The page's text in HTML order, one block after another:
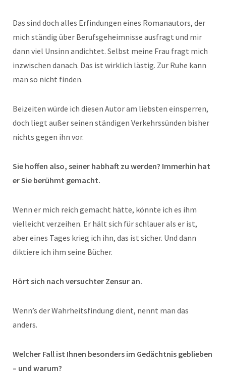
Das sind doch alles Erfindungen eines Romanautors, der
mich ständig über Berufsgeheimnisse ausfragt und mir
dann viel Unsinn andichtet. Selbst meine Frau fragt mich
inzwischen danach. Das ist wirklich lästig. Zur Ruhe kann
man so nicht finden.
Beizeiten würde ich diesen Autor am liebsten einsperren,
doch liegt außer seinen ständigen Verkehrssünden bisher
nichts gegen ihn vor.
Sie hoffen also, seiner habhaft zu werden? Immerhin hat
er Sie berühmt gemacht.
Wenn er mich reich gemacht hätte, könnte ich es ihm
vielleicht verzeihen. Er hält sich für schlauer als er ist,
aber eines Tages krieg ich ihn, das ist sicher. Und dann
diktiere ich ihm seine Bücher.
Hört sich nach versuchter Zensur an.
Wenn’s der Wahrheitsfindung dient, nennt man das
anders.
Welcher Fall ist Ihnen besonders im Gedächtnis geblieben
– und warum?